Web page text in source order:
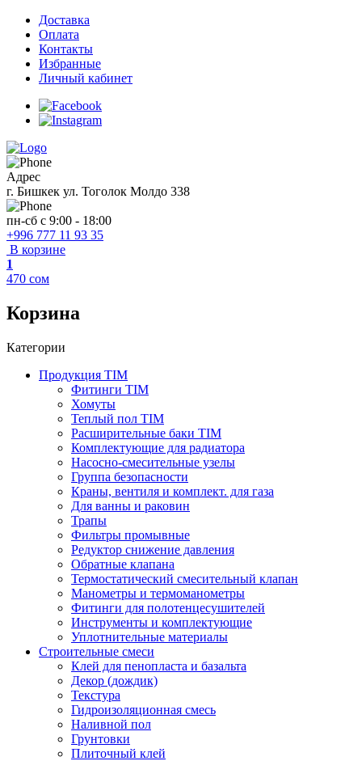
Доставка
Оплата
Контакты
Избранные
Личный кабинет
Адрес
г. Бишкек ул. Тоголок Молдо 338
пн-сб с 9:00 - 18:00
+996 777 11 93 35
В корзине
1
470 сом
Корзина
Категории
Продукция TIM
Фитинги TIM
Хомуты
Теплый пол TIM
Расширительные баки TIM
Комплектующие для радиатора
Насосно-смесительные узелы
Группа безопасности
Краны, вентиля и комплект. для газа
Для ванны и раковин
Трапы
Фильтры промывные
Редуктор снижение давления
Обратные клапана
Термостатический смесительный клапан
Манометры и термоманометры
Фитинги для полотенцесушителей
Инструменты и комплектующие
Уплотнительные материалы
Строительные смеси
Клей для пенопласта и базальта
Декор (дождик)
Текстура
Гидроизоляционная смесь
Наливной пол
Грунтовки
Плиточный клей